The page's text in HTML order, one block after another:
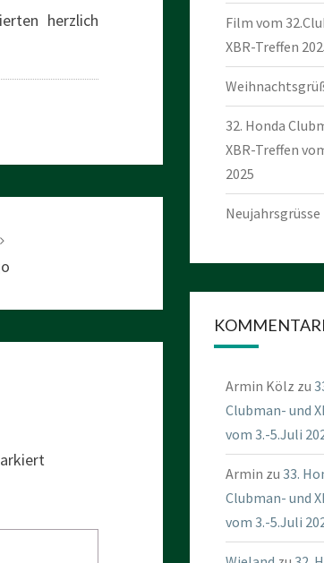
herzlich
Film vom
XBR-Treffen
32. Honda
XBR-Treffen
2025
Neujahrsgrüsse
Armin Kölz zu
Clubman- und
vom 3.-5.Juli
Armin zu 33.
Clubman- und
vom 3.-5.Juli